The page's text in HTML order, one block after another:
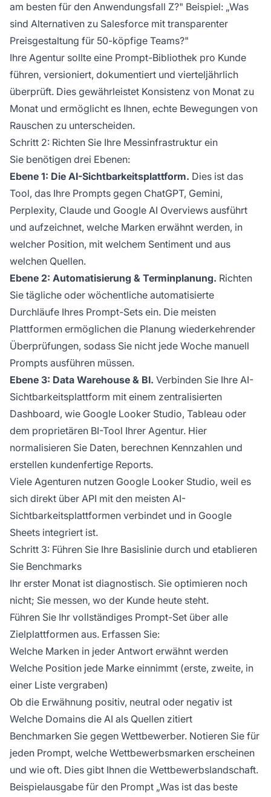
am besten für den Anwendungsfall Z?" Beispiel: „Was
sind Alternativen zu Salesforce mit transparenter
Preisgestaltung für 50-köpfige Teams?"
Ihre Agentur sollte eine Prompt-Bibliothek pro Kunde
führen, versioniert, dokumentiert und vierteljährlich
überprüft. Dies gewährleistet Konsistenz von Monat zu
Monat und ermöglicht es Ihnen, echte Bewegungen von
Rauschen zu unterscheiden.
Schritt 2: Richten Sie Ihre Messinfrastruktur ein
Sie benötigen drei Ebenen:
Ebene 1: Die AI-Sichtbarkeitsplattform. Dies ist das
Tool, das Ihre Prompts gegen ChatGPT, Gemini,
Perplexity, Claude und Google AI Overviews ausführt
und aufzeichnet, welche Marken erwähnt werden, in
welcher Position, mit welchem Sentiment und aus
welchen Quellen.
Ebene 2: Automatisierung & Terminplanung. Richten
Sie tägliche oder wöchentliche automatisierte
Durchläufe Ihres Prompt-Sets ein. Die meisten
Plattformen ermöglichen die Planung wiederkehrender
Überprüfungen, sodass Sie nicht jede Woche manuell
Prompts ausführen müssen.
Ebene 3: Data Warehouse & BI. Verbinden Sie Ihre AI-
Sichtbarkeitsplattform mit einem zentralisierten
Dashboard, wie Google Looker Studio, Tableau oder
dem proprietären BI-Tool Ihrer Agentur. Hier
normalisieren Sie Daten, berechnen Kennzahlen und
erstellen kundenfertige Reports.
Viele Agenturen nutzen Google Looker Studio, weil es
sich direkt über API mit den meisten AI-
Sichtbarkeitsplattformen verbindet und in Google
Sheets integriert ist.
Schritt 3: Führen Sie Ihre Basislinie durch und etablieren
Sie Benchmarks
Ihr erster Monat ist diagnostisch. Sie optimieren noch
nicht; Sie messen, wo der Kunde heute steht.
Führen Sie Ihr vollständiges Prompt-Set über alle
Zielplattformen aus. Erfassen Sie:
Welche Marken in jeder Antwort erwähnt werden
Welche Position jede Marke einnimmt (erste, zweite, in
einer Liste vergraben)
Ob die Erwähnung positiv, neutral oder negativ ist
Welche Domains die AI als Quellen zitiert
Benchmarken Sie gegen Wettbewerber. Notieren Sie für
jeden Prompt, welche Wettbewerbsmarken erscheinen
und wie oft. Dies gibt Ihnen die Wettbewerbslandschaft.
Beispielausgabe für den Prompt „Was ist das beste